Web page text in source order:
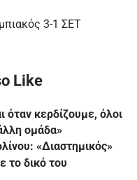
3-1 ΣΕΤ
Like
όταν κερδίζουμε, όλοι
ομάδα»
«Διαστημικός»
το δικό του